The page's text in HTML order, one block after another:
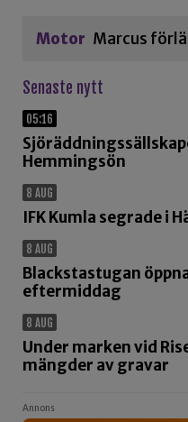
Motor Marcus
Senaste nytt
05:16
Hemmingsön
8 AUG
IFK Kumla segrade i
8 AUG
Blackstastugan
eftermiddag
8 AUG
Under marken vid
mängder av gravar
Annons